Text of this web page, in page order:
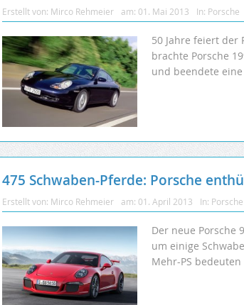
Erstellt von: Mirco Rehmeier am: 01. Mai 2013 In: Porsche
50 Jahre feiert der
brachte Porsche
und beendete eine
475 Schwaben-Pferde: Porsche
Erstellt von: Mirco Rehmeier am: 01. April 2013 In: Porsche
Der neue Porsche
um einige
Mehr-PS